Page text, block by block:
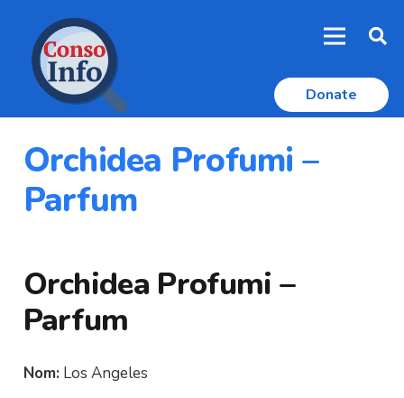
Donate
Orchidea Profumi –
Parfum
Orchidea Profumi –
Parfum
Nom: Los Angeles